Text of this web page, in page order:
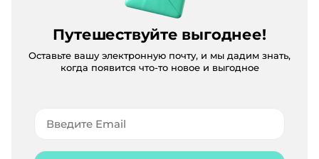
Путешествуйте выгоднее!
Оставьте вашу электронную почту, и мы дадим знать,
когда появится что-то новое и выгодное